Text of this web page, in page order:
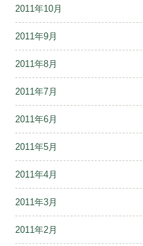
2011年10月
2011年9月
2011年8月
2011年7月
2011年6月
2011年5月
2011年4月
2011年3月
2011年2月